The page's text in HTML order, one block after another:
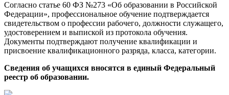
Согласно статье 60 ФЗ №273 «Об образовании в Российской
Федерации», профессиональное обучение подтверждается
свидетельством о профессии рабочего, должности служащего,
удостоверением и выпиской из протокола обучения.
Документы подтверждают получение квалификации и
присвоение квалификационного разряда, класса, категории.
Сведения об учащихся вносятся в единый Федеральный
реестр об образовании.